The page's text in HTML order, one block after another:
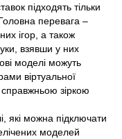
підходять тільки
перевага –
ігор, а також
взявши у них
моделі можуть
віртуальної
справжньою зіркою
які можна підключати
моделей